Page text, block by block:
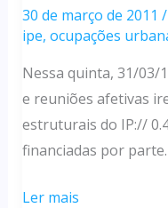
30 de março de 2011 /
ipe, ocupações
Nessa quinta, 31/03/
e reuniões afetivas
estruturais do IP://
financiadas por
Mãos
Ler mais